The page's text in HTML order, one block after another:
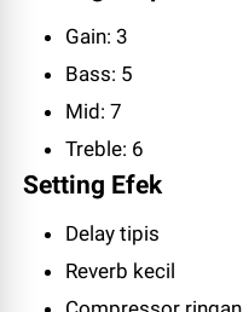
Gain: 3
Bass: 5
Mid: 7
Treble: 6
Setting Efek
Delay tipis
Reverb kecil